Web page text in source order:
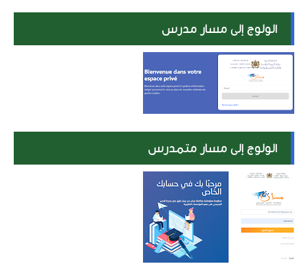
الولوج إلى مسار مدرس
الولوج إلى مسار متمدرس